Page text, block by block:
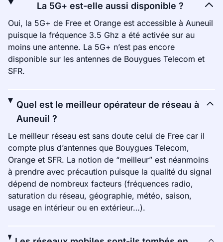
La 5G+ est-elle aussi disponible ?
Oui, la 5G+ de Free et Orange est accessible à Auneuil
puisque la fréquence 3.5 Ghz a été activée sur au
moins une antenne. La 5G+ n’est pas encore
disponible sur les antennes de Bouygues Telecom et
SFR.
Quel est le meilleur opérateur de réseau à
Auneuil ?
Le meilleur réseau est sans doute celui de Free car il
compte plus d’antennes que Bouygues Telecom,
Orange et SFR. La notion de “meilleur” est néanmoins
à prendre avec précaution puisque la qualité du signal
dépend de nombreux facteurs (fréquences radio,
saturation du réseau, géographie, météo, saison,
usage en intérieur ou en extérieur…).